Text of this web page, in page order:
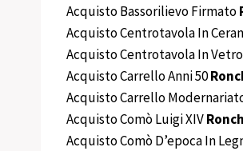
Acquisto Bassorilievo Firmato
Acquisto Centrotavola In
Acquisto Centrotavola In Vetro
Acquisto Carrello Anni 50
Acquisto Carrello
Acquisto Comò Luigi XIV
Acquisto Comò D’epoca In